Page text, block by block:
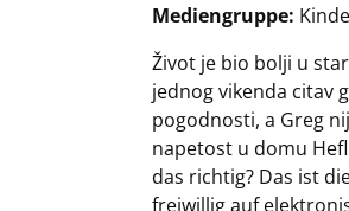
Mediengruppe:
Život je bio bolji u
jednog vikenda citav
pogodnosti, a Greg
napetost u domu
das richtig? Das ist
freiwillig auf